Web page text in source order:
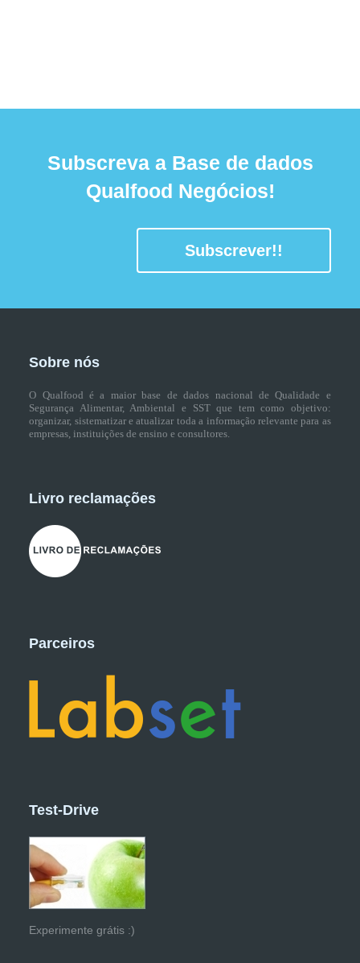
Subscreva a Base de dados
Qualfood Negócios!
Subscrever!!
Sobre nós
O Qualfood é a maior base de dados nacional de Qualidade e
Segurança Alimentar, Ambiental e SST que tem como objetivo:
organizar, sistematizar e atualizar toda a informação relevante para as
empresas, instituições de ensino e consultores.
Livro reclamações
Parceiros
Test-Drive
Experimente grátis :)